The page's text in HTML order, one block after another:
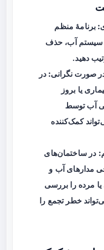
برنامهٔ منظم
سیستم آب، حذف
دهید.
صورت نگرانی: در
یا بروز
آب توسط
کمک‌کننده
در ساختمان‌های
مدارهای آب و
مرده را بررسی
خطر تجمع را